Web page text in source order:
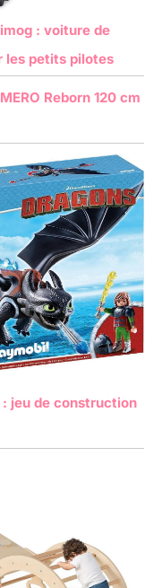
: voiture de
les petits pilotes
Reborn 120 cm
jeu de construction